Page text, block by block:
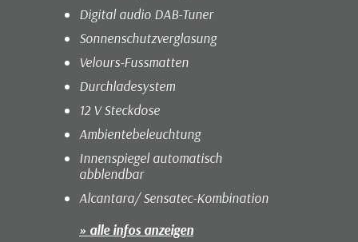
Digital audio DAB-Tuner
Sonnenschutzverglasung
Velours-Fussmatten
Durchladesystem
12 V Steckdose
Ambientebeleuchtung
Innenspiegel automatisch
abblendbar
Alcantara/ Sensatec-Kombination
» alle infos anzeigen